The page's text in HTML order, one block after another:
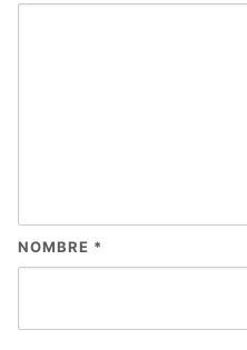
NOMBRE *